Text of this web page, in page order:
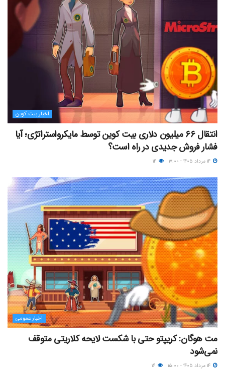
اخبار بیت کوین
انتقال ۶۶ میلیون دلاری بیت کوین توسط مایکرواستراتژی؛ آیا
فشار فروش جدیدی در راه است؟
اخبار عمومی
مت هوگان: کریپتو حتی با شکست لایحه کلاریتی متوقف
نمی‌شود